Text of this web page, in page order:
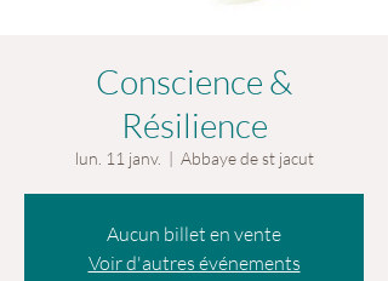
Conscience &
Résilience
lun. 11 janv.
  |
Abbaye de st jacut
Aucun billet en vente
Voir d'autres événements